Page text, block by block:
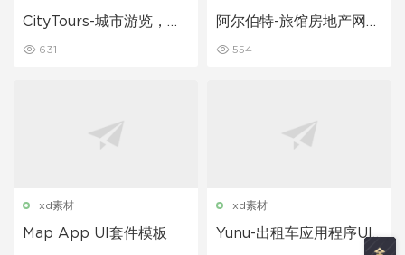
CityTours-城市游览，旅
板
631
阿尔伯特-旅馆房地产网页
554
xd素材
Map App UI套件模板
xd素材
Yunu-出租车应用程序UI